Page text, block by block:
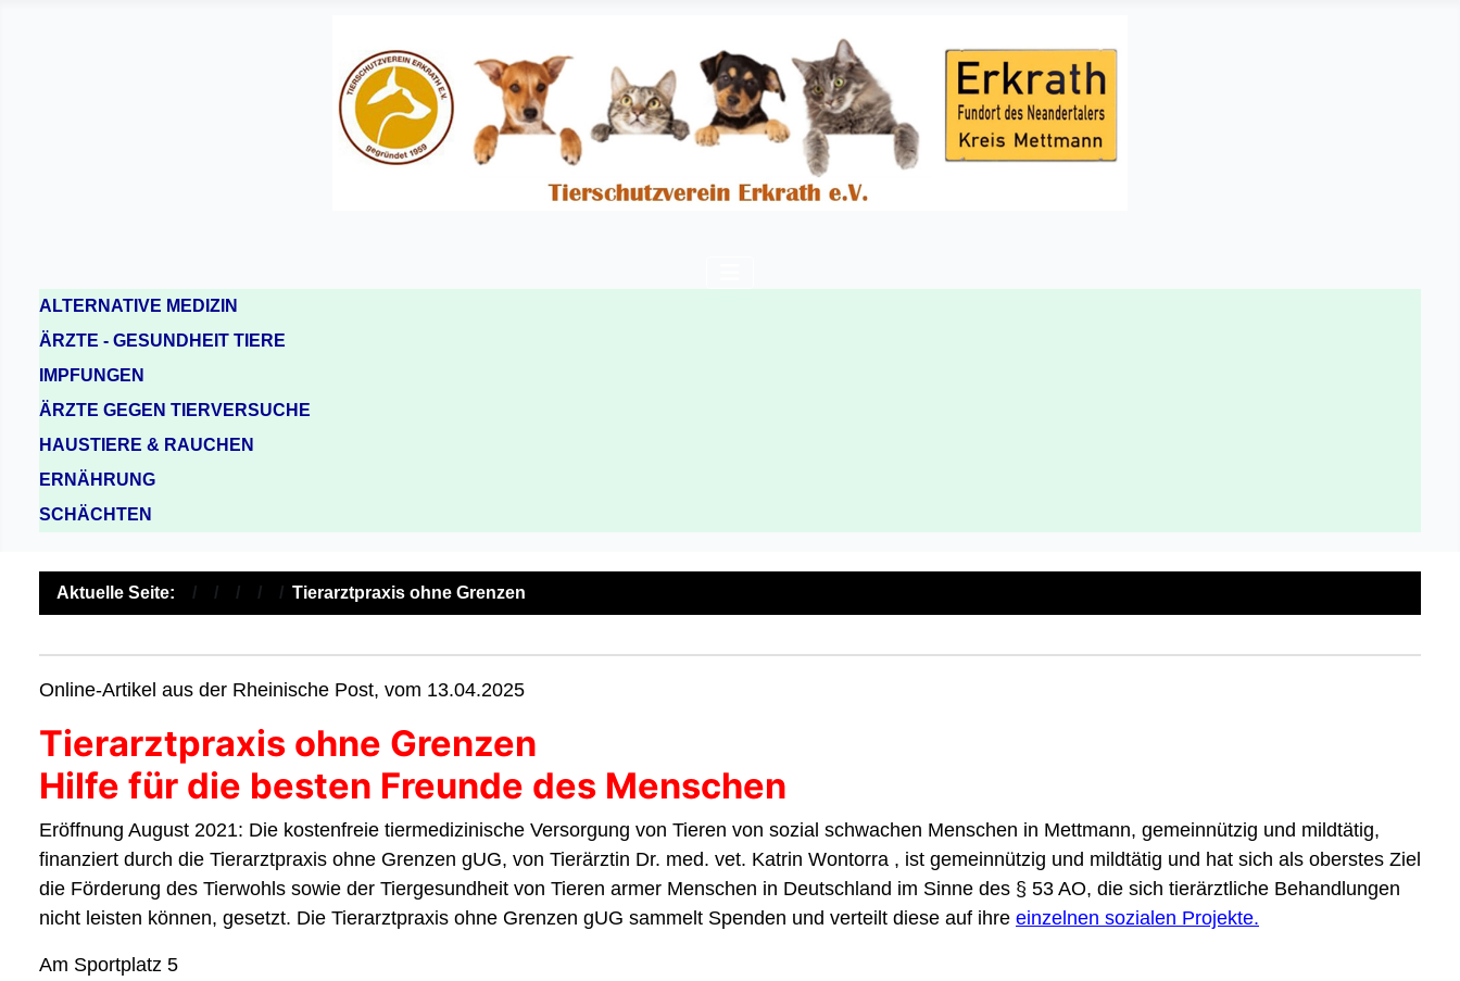
ALTERNATIVE MEDIZIN
ÄRZTE - GESUNDHEIT TIERE
IMPFUNGEN
ÄRZTE GEGEN TIERVERSUCHE
HAUSTIERE & RAUCHEN
ERNÄHRUNG
SCHÄCHTEN
Aktuelle Seite: Tierarztpraxis ohne Grenzen
Online-Artikel aus der Rheinische Post, vom 13.04.2025
Tierarztpraxis ohne Grenzen
Hilfe für die besten Freunde des Menschen
Eröffnung August 2021: Die kostenfreie tiermedizinische Versorgung von Tieren von sozial schwachen Menschen in Mettmann, gemeinnützig und mildtätig,
finanziert durch die Tierarztpraxis ohne Grenzen gUG, von Tierärztin Dr. med. vet. Katrin Wontorra , ist gemeinnützig und mildtätig und hat sich als oberstes Ziel
die Förderung des Tierwohls sowie der Tiergesundheit von Tieren armer Menschen in Deutschland im Sinne des § 53 AO, die sich tierärztliche Behandlungen
nicht leisten können, gesetzt. Die Tierarztpraxis ohne Grenzen gUG sammelt Spenden und verteilt diese auf ihre einzelnen sozialen Projekte.
Am Sportplatz 5